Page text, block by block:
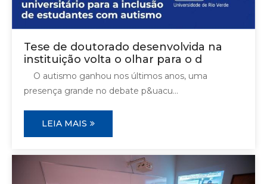
Tese de doutorado desenvolvida na
instituição volta o olhar para o d
O autismo ganhou nos últimos anos, uma
presença grande no debate p&uacu...
LEIA MAIS